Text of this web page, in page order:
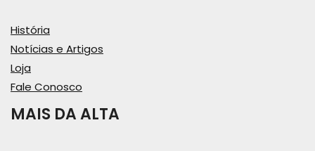
História
Notícias e Artigos
Loja
Fale Conosco
MAIS DA ALTA